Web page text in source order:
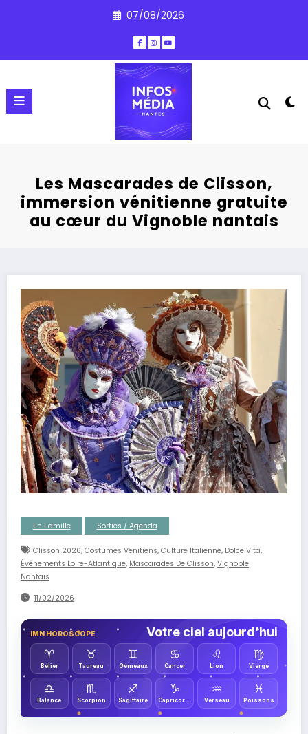
07/08/2026
Les Mascarades de Clisson,
immersion vénitienne gratuite
au cœur du Vignoble nantais
En Famille Sorties / Agenda
Clisson 2026, Costumes Vénitiens, Culture Italienne, Dolce Vita,
Événements Loire-Atlantique, Mascarades De Clisson, Vignoble
Nantais
11/02/2026
IMN HOROSCOPE Votre ciel aujourd’hui
♈︎
Bélier
♉︎
Taureau
♊︎
Gémeaux
♋︎
Cancer
♌︎
Lion
♍︎
Vierge
♎︎
Balance
♏︎
Scorpion
♐︎
Sagittaire
♑︎
Capricorne
♒︎
Verseau
♓︎
Poissons